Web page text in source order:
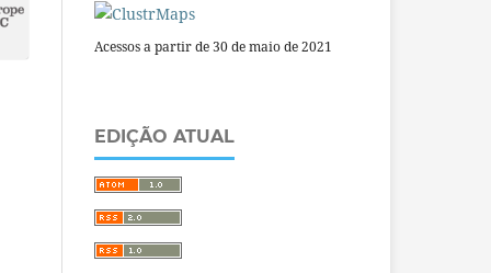
Acessos a partir de 30 de maio de 2021
EDIÇÃO ATUAL